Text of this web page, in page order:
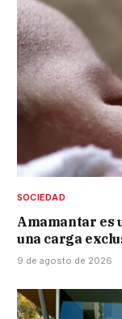
SOCIEDAD
Amamantar es
una carga
9 de agosto de 2026